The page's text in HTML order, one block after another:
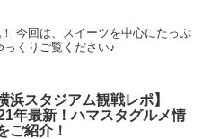
今回は、スイーツを中心にたっぷ
くりご覧ください♪
浜スタジアム観戦レポ】
年最新！ハマスタグルメ情
ご紹介！